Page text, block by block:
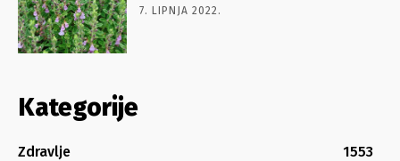
7. LIPNJA 2022.
Kategorije
Zdravlje
1553